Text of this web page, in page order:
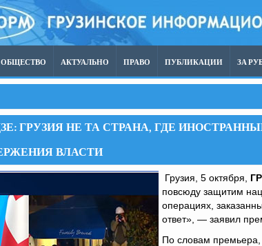
ОБЩЕСТВО АКТУАЛЬНО ПРАВО ПУБЛИКАЦИИ ЗА
ГРУЗИЯ НЕ ТА СТРАНА, ГДЕ
ВЛАСТИ
Грузия, 5 октября,
повсюду защитим
операциях,
ответ», — заявил
По словам премьера,